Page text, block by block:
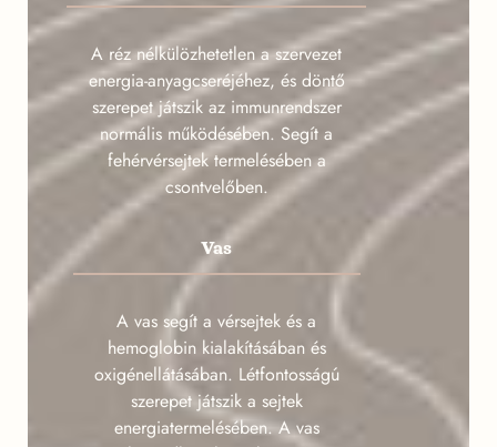
A réz nélkülözhetetlen a szervezet
energia-anyagcseréjéhez, és döntő
szerepet játszik az immunrendszer
normális működésében. Segít a
fehérvérsejtek termelésében a
csontvelőben.
Vas
A vas segít a vérsejtek és a
hemoglobin kialakításában és
oxigénellátásában. Létfontosságú
szerepet játszik a sejtek
energiatermelésében. A vas